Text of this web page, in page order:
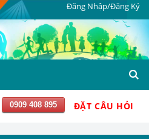
Đăng Nhập/Đăng Ký
0909 408 895 ĐẶT CÂU HỎI